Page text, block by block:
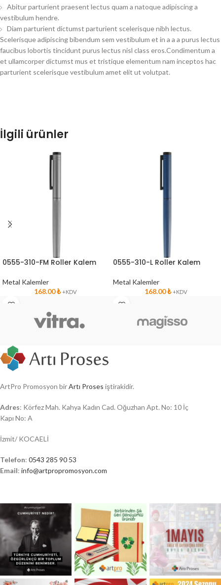
Abitur parturient praesent lectus quam a natoque adipiscing a
vestibulum hendre.
Diam parturient dictumst parturient scelerisque nibh lectus.
Scelerisque adipiscing bibendum sem vestibulum et in a a a purus lectus
faucibus lobortis tincidunt purus lectus nisl class eros.Condimentum a
et ullamcorper dictumst mus et tristique elementum nam inceptos hac
parturient scelerisque vestibulum amet elit ut volutpat.
İlgili ürünler
0555-310-FM Roller Kalem
Metal Kalemler
168.00₺ +KDV
0555-310-L Roller Kalem
Metal Kalemler
168.00₺ +KDV
ArtPro Promosyon birArtı Proses iştirakidir.
Adres: Körfez Mah. Kahya Kadın Cad. Oğuzhan Apt. No: 10 İç
Kapı No: A
İzmit/ KOCAELİ
Telefon: 0543 285 90 53
Email: info@artpropromosyon.com